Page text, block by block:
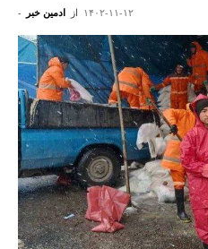
از ادمین خبر - ۱۴۰۲-۱۱-۱۲